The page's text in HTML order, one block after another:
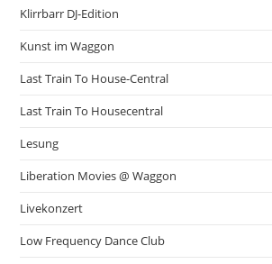
Klirrbarr DJ-Edition
Kunst im Waggon
Last Train To House-Central
Last Train To Housecentral
Lesung
Liberation Movies @ Waggon
Livekonzert
Low Frequency Dance Club